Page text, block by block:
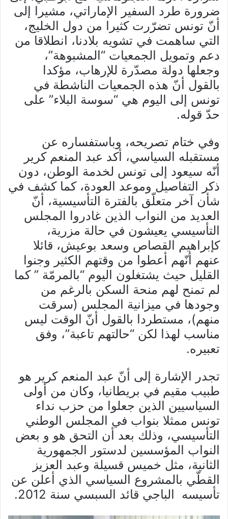
ضرورة طرد السفير الإماراتي، مشيرا إلى
أنّ تونس تضرّرت كثيرا من دول الخليج،
التي ساهمت في تشويه بلادنا، انطلاقا من
دعم وتمويل الجمعيات “المشبوهة”،
وجعلها دولة مصدّرة للإرهاب، مؤكدا
بالقول أنّ هذه الجمعيات الناشطة في
تونس إلى اليوم هي “سوسة البلاء” على
حدّ قوله.
وفي ختام تصريحه، وباستفساره عن
مستقبله السياسي، أكد عبد المنعم كرير
أنّه سيعود إلى تونس لخدمة الوطن، دون
ذكر التفاصيل وموعد العودة، كما كشف في
شأن آخر متعلّق بالفترة التأسيسية، أنّ
العديد من النواب الذين غادروا المجلس
التأسيسي يعيشون في حالة مزرية،
كإبراهيم القصاص وسعد بوعيش، قائلا
عنهم أنّهم أعطوا من وقتهم الكثير وجنوا
القليل حيث يشتغلون اليوم “بالمرمّة ” كما
لم تمنح لهم منحة السكن بالرغم من
وجودها في ميزانية المجلس (سرقت
منهم)، مستطردا بالقول أنّ الوقت ليس
مناسب لهذا لكن “حالتهم تاعبة”، وفق
تعبيره.
تجدر الإشارة إلى أنّ عبد المنعم كرير هو
طبيب مقيم في بريطانيا، وكان من أولى
السياسيين الذين جعلوا من حزب نداء
تونس ممثلا بنواب في المجلس الوطني
التأسيسي، وذلك بعد أن التحق هو و بعض
النواب المؤسسين لدستور الجمهورية
الثانية، مثل خميس قسيلة وعبد العزيز
القطّي بالمشروع السياسي الذي أعلن عن
تأسيسه الباجي قائد السبسي سنة 2012.